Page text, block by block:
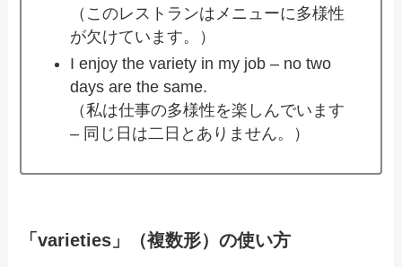
（このレストランはメニューに多様性
が欠けています。）
I enjoy the variety in my job – no two
days are the same.
（私は仕事の多様性を楽しんでいます
– 同じ日は二日とありません。）
「varieties」（複数形）の使い方